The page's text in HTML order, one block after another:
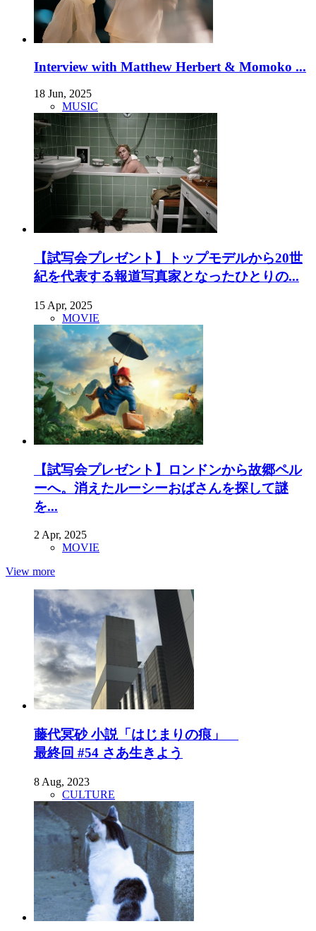
Interview with Matthew Herbert & Momoko ...
18 Jun, 2025
MUSIC
【試写会プレゼント】トップモデルから20世
紀を代表する報道写真家となったひとりの...
15 Apr, 2025
MOVIE
【試写会プレゼント】ロンドンから故郷ペル
ーへ。消えたルーシーおばさんを探して謎
を...
2 Apr, 2025
MOVIE
View more
藤代冥砂 小説「はじまりの痕」
最終回 #54 さあ生きよう
8 Aug, 2023
CULTURE